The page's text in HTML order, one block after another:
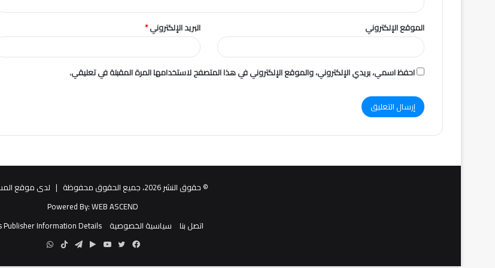
البريد الإلكتروني* الموقع الإلكتروني
احفظ اسمي، بريدي الإلكتروني، والموقع الإلكتروني في هذا المتصفح لاستخدامها المرة المقبلة في تعليقي.
© حقوق النشر 2026، جميع الحقوق محفوظة |
لدى موقع
Powered By:WEB ASCEND
اتصل بنا
سياسية الخصوصية
Publisher Information Details
فيسبوك
تويتريوتيوب‏Google
تيلقرام TikTokواتساب